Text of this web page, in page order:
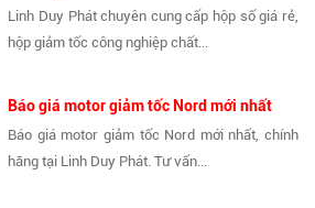
Linh Duy Phát chuyên cung cấp hộp số giá rẻ,
hộp giảm tốc công nghiệp chất...
Báo giá motor giảm tốc Nord mới nhất
Báo giá motor giảm tốc Nord mới nhất, chính
hãng tại Linh Duy Phát. Tư vấn...